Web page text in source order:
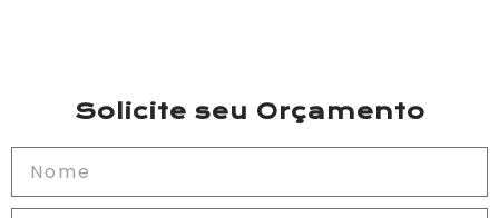
Solicite seu Orçamento